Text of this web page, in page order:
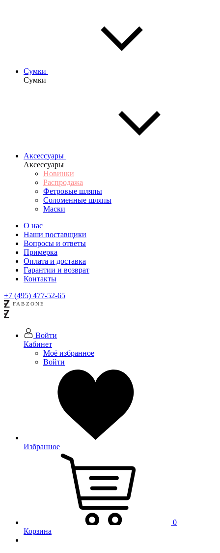
Сумки
Сумки
Аксессуары
Аксессуары
Новинки
Распродажа
Фетровые шляпы
Соломенные шляпы
Маски
О нас
Наши поставщики
Вопросы и ответы
Примерка
Оплата и доставка
Гарантии и возврат
Контакты
+7 (495) 477-52-65
Войти
Кабинет
Моё избранное
Войти
Избранное
0
Корзина